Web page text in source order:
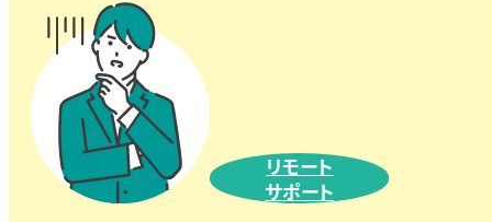
リモート
サポート